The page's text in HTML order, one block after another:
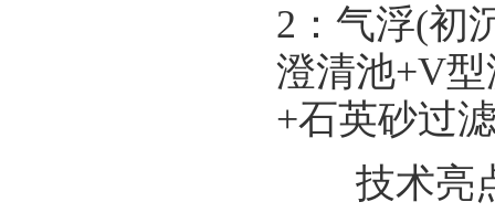
2：气浮(初
澄清池+V
+石英砂过
技术亮